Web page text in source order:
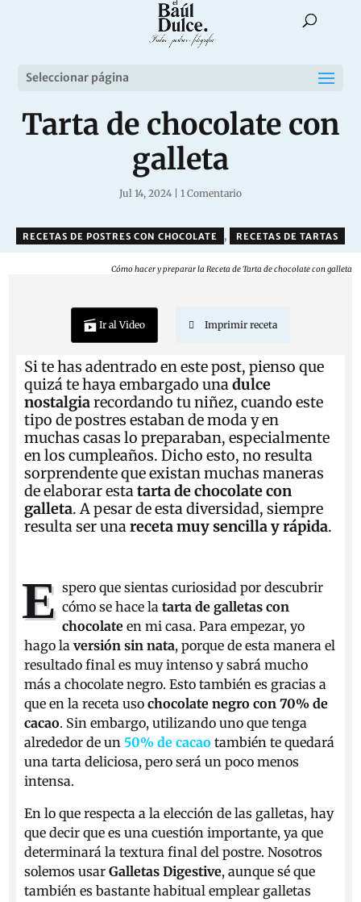
Seleccionar página
Tarta de chocolate con
galleta
Jul 14, 2024 1 Comentario
RECETAS DE POSTRES CON CHOCOLATE , RECETAS DE TARTAS
Cómo hacer y preparar la Receta de Tarta de chocolate con galleta
Ir al Video Imprimir receta
Si te has adentrado en este post, pienso que
quizá te haya embargado unadulce
nostalgiarecordando tu niñez, cuando este
tipo de postres estaban de moda y en
muchas casas lo preparaban, especialmente
en los cumpleaños. Dicho esto, no resulta
sorprendente que existan muchas maneras
de elaborar estatarta de chocolate con
galleta. A pesar de esta diversidad, siempre
resulta ser unareceta muy sencilla y rápida.
E spero que sientas curiosidad por descubrir
cómo se hace la tarta de galletas con
chocolateen mi casa. Para empezar, yo
hago laversión sin nata, porque de esta manera el
resultado final es muy intenso y sabrá mucho
más a chocolate negro. Esto también es gracias a
que en la receta usochocolate negro con 70% de
cacao. Sin embargo, utilizando uno que tenga
alrededor de un 50% de cacao también te quedará
una tarta deliciosa, pero será un poco menos
intensa.
En lo que respecta a la elección de las galletas, hay
que decir que es una cuestión importante, ya que
determinará la textura final del postre. Nosotros
solemos usarGalletas Digestive, aunque sé que
también es bastante habitual emplear galletas